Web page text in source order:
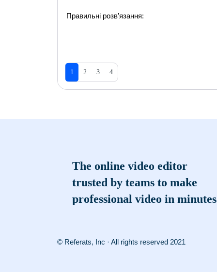
Правильні розв’язання:
1 2 3 4
The online video editor
trusted by teams to make
professional video in minutes
© Referats, Inc · All rights reserved 2021